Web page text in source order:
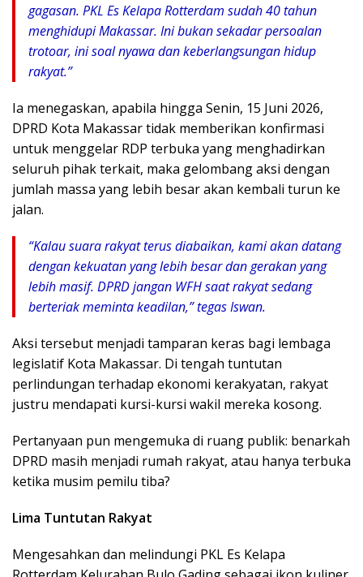
gagasan. PKL Es Kelapa Rotterdam sudah 40 tahun
menghidupi Makassar. Ini bukan sekadar persoalan
trotoar, ini soal nyawa dan keberlangsungan hidup
rakyat.”
Ia menegaskan, apabila hingga Senin, 15 Juni 2026,
DPRD Kota Makassar tidak memberikan konfirmasi
untuk menggelar RDP terbuka yang menghadirkan
seluruh pihak terkait, maka gelombang aksi dengan
jumlah massa yang lebih besar akan kembali turun ke
jalan.
“Kalau suara rakyat terus diabaikan, kami akan datang
dengan kekuatan yang lebih besar dan gerakan yang
lebih masif. DPRD jangan WFH saat rakyat sedang
berteriak meminta keadilan,” tegas Iswan.
Aksi tersebut menjadi tamparan keras bagi lembaga
legislatif Kota Makassar. Di tengah tuntutan
perlindungan terhadap ekonomi kerakyatan, rakyat
justru mendapati kursi-kursi wakil mereka kosong.
Pertanyaan pun mengemuka di ruang publik: benarkah
DPRD masih menjadi rumah rakyat, atau hanya terbuka
ketika musim pemilu tiba?
Lima Tuntutan Rakyat
Mengesahkan dan melindungi PKL Es Kelapa